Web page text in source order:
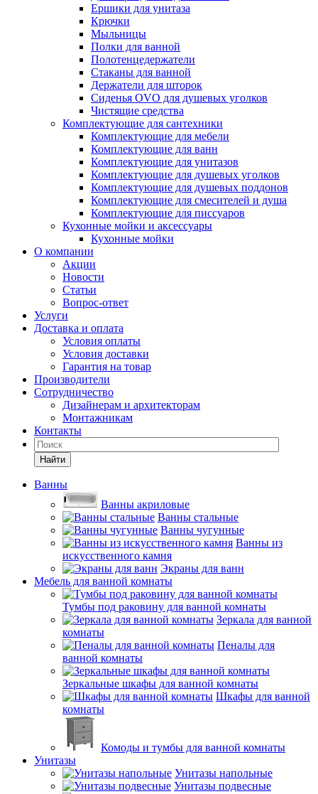
Ершики для унитаза
Крючки
Мыльницы
Полки для ванной
Полотенцедержатели
Стаканы для ванной
Держатели для шторок
Сиденья OVO для душевых уголков
Чистящие средства
Комплектующие для сантехники
Комплектующие для мебели
Комплектующие для ванн
Комплектующие для унитазов
Комплектующие для душевых уголков
Комплектующие для душевых поддонов
Комплектующие для смесителей и душа
Комплектующие для писсуаров
Кухонные мойки и аксессуары
Кухонные мойки
О компании
Акции
Новости
Статьи
Вопрос-ответ
Услуги
Доставка и оплата
Условия оплаты
Условия доставки
Гарантия на товар
Производители
Сотрудничество
Дизайнерам и архитекторам
Монтажникам
Контакты
Найти
Ванны
Ванны акриловые
Ванны стальные
Ванны чугунные
Ванны из
искусственного камня
Экраны для ванн
Мебель для ванной комнаты
Тумбы под раковину для ванной комнаты
Зеркала для ванной
комнаты
Пеналы для
ванной комнаты
Зеркальные шкафы для ванной комнаты
Шкафы для ванной
комнаты
Комоды и тумбы для ванной комнаты
Унитазы
Унитазы напольные
Унитазы подвесные